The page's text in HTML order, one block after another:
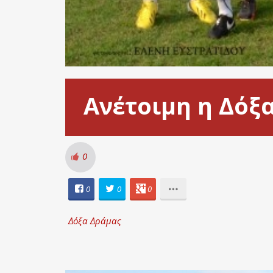
Ανέτοιμη η
0
0 0 0
Δόξα Δράμας